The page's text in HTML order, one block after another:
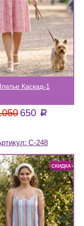
Каскад-1
650 a
С-248